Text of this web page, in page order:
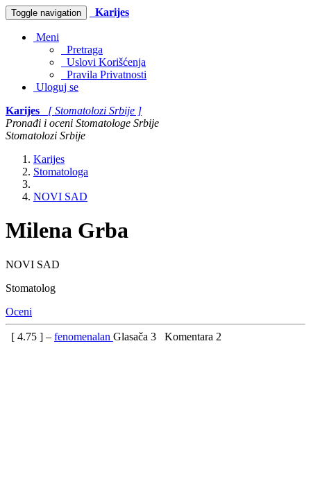
Toggle navigation Karijes
Meni
Pretraga
Uslovi Korišćenja
Pravila Privatnosti
Uloguj se
Karijes
[ Stomatolozi Srbije ]
Pronađi i oceni Stomatologe Srbije
Stomatolozi Srbije
Karijes
Stomatologa
NOVI SAD
Milena Grba
NOVI SAD
Stomatolog
Oceni
[ 4.75 ] – fenomenalan Glasača 3 Komentara 2